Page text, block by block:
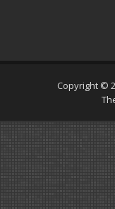
Copyright ©